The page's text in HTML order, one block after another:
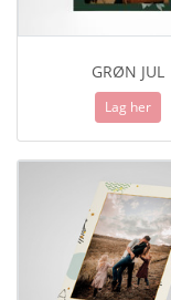
GRØN JUL
Lag her